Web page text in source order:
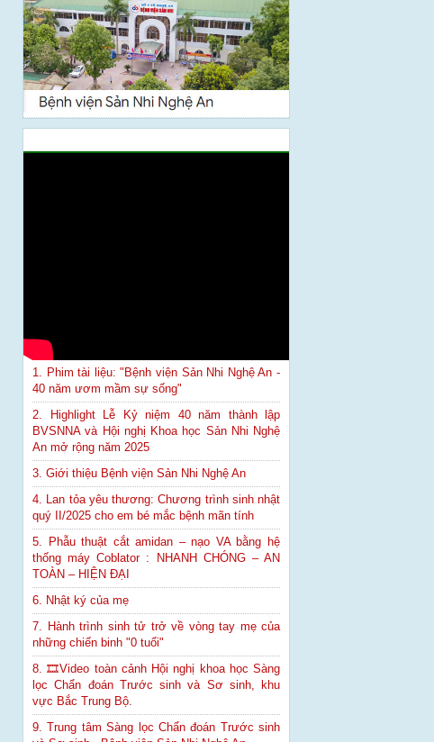
1. Phim tài liệu: "Bệnh viện Sản Nhi Nghệ An -
40 năm ươm mầm sự sống"
2. Highlight Lễ Kỷ niệm 40 năm thành lập
BVSNNA và Hội nghị Khoa học Sản Nhi Nghệ
An mở rộng năm 2025
3. Giới thiệu Bệnh viện Sản Nhi Nghệ An
4. Lan tỏa yêu thương: Chương trình sinh nhật
quý II/2025 cho em bé mắc bệnh mãn tính
5. Phẫu thuật cắt amidan – nạo VA bằng hệ
thống máy Coblator : NHANH CHÓNG – AN
TOÀN – HIỆN ĐẠI
6. Nhật ký của mẹ
7. Hành trình sinh tử trở về vòng tay mẹ của
những chiến binh "0 tuổi"
8. 🎞Video toàn cảnh Hội nghị khoa học Sàng
lọc Chẩn đoán Trước sinh và Sơ sinh, khu
vực Bắc Trung Bộ.
9. Trung tâm Sàng lọc Chẩn đoán Trước sinh